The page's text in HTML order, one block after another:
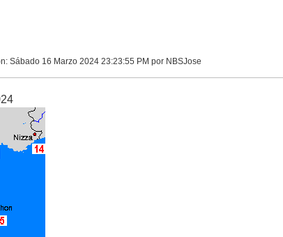
: Sábado 16 Marzo 2024 23:23:55 PM por NBSJose